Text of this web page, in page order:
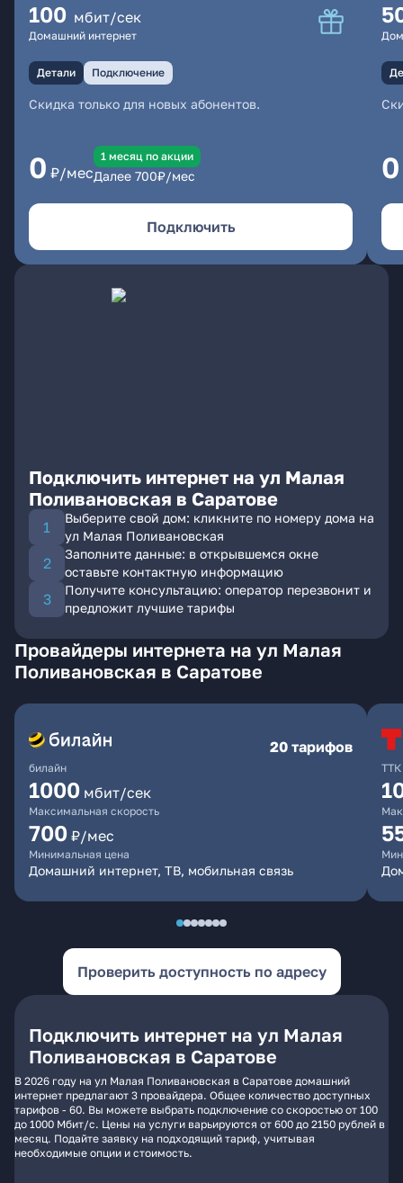
100 мбит/сек
Домашний интернет
Детали Подключение
Скидка только для новых абонентов.
0 ₽/мес
1 месяц по акции
Далее 700₽/мес
Подключить
0
Подключить интернет на ул Малая
Поливановская в Саратове
Выберите свой дом: кликните по номеру дома на
ул Малая Поливановская
Заполните данные: в открывшемся окне
оставьте контактную информацию
Получите консультацию: оператор перезвонит и
предложит лучшие тарифы
Провайдеры интернета на ул Малая
Поливановская в Саратове
билайн
20 тарифов
1000 мбит/сек
Максимальная скорость
700 ₽/мес
Минимальная цена
Домашний интернет, ТВ, мобильная связь
ТТК
Проверить доступность по адресу
Подключить интернет на ул Малая
Поливановская в Саратове
В 2026 году на ул Малая Поливановская в Саратове домашний
интернет предлагают 3 провайдера. Общее количество доступных
тарифов - 60. Вы можете выбрать подключение со скоростью от 100
до 1000 Мбит/с. Цены на услуги варьируются от 600 до 2150 рублей в
месяц. Подайте заявку на подходящий тариф, учитывая
необходимые опции и стоимость.